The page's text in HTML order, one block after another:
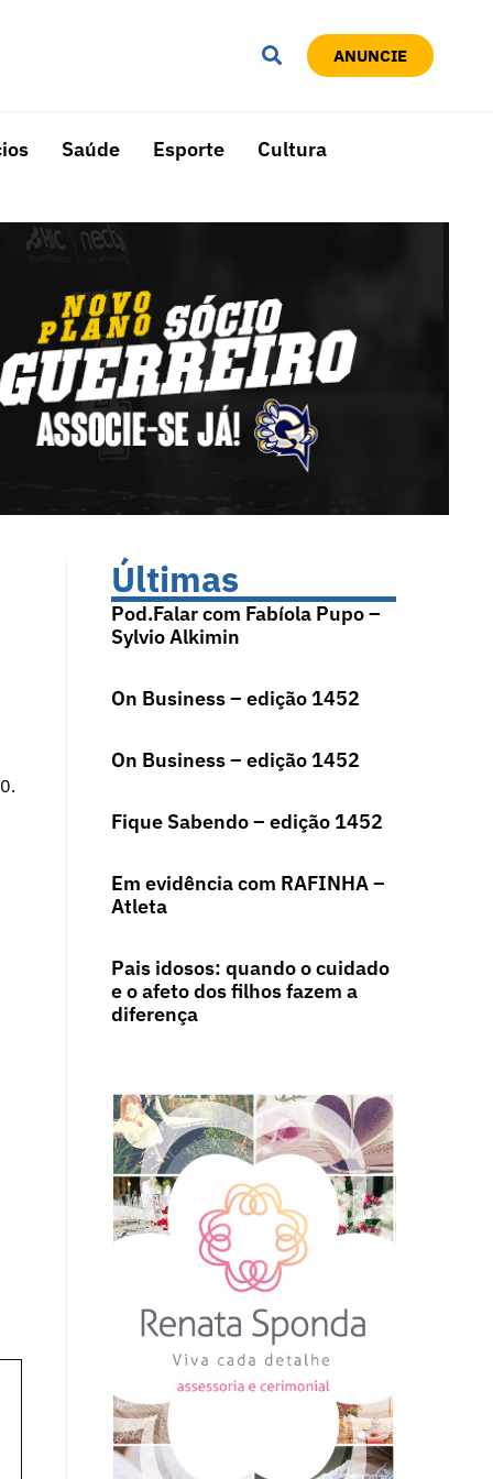
ANUNCIE
Saúde Esporte Cultura
Últimas
Pod.Falar com Fabíola Pupo –
Sylvio Alkimin
On Business – edição 1452
On Business – edição 1452
Fique Sabendo – edição 1452
Em evidência com RAFINHA –
Atleta
Pais idosos: quando o cuidado
e o afeto dos filhos fazem a
diferença